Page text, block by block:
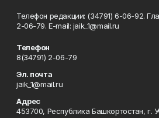
Телефон редакции: (34791) 6-06-92.
2-06-79. Е-mаil: jaik_1@mail.ru
Телефон
8(34791) 2-06-79
Эл. почта
jaik_1@mail.ru
Адрес
453700, Республика Башкортостан, г.